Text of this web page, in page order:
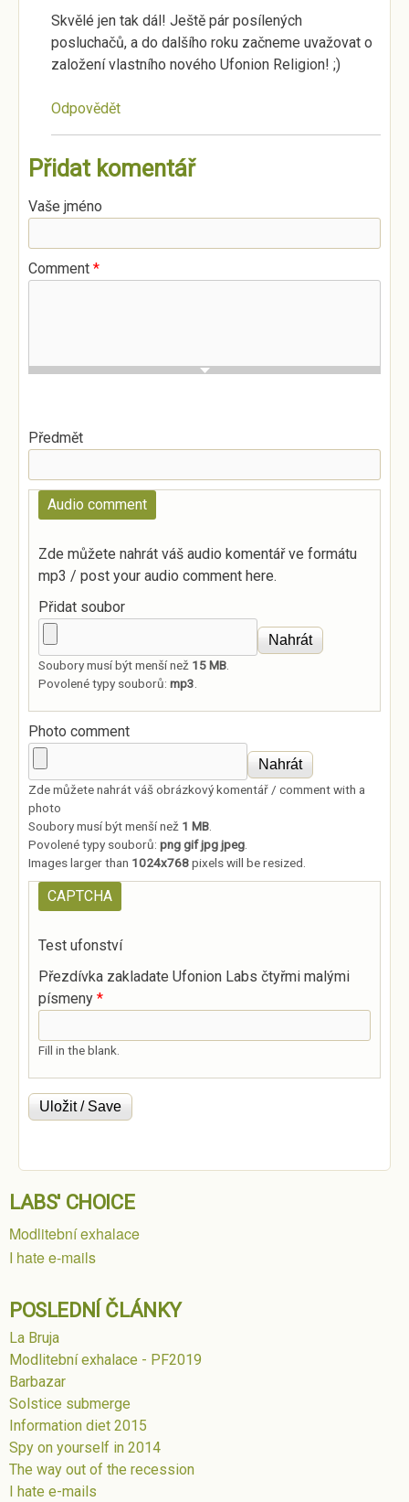
Skvělé jen tak dál! Ještě pár posílených
posluchačů, a do dalšího roku začneme uvažovat o
založení vlastního nového Ufonion Religion! ;)
Odpovědět
Přidat komentář
Vaše jméno
Comment *
Předmět
Audio comment
Zde můžete nahrát váš audio komentář ve formátu
mp3 / post your audio comment here.
Přidat soubor
Soubory musí být menší než 15 MB
Povolené typy souborů: mp3
Photo comment
Zde můžete nahrát váš obrázkový komentář / comment with a
photo
Soubory musí být menší než 1 MB
Povolené typy souborů: png gif jpg jpeg
Images larger than 1024x768pixels will be resized.
CAPTCHA
Test ufonství
Přezdívka zakladate Ufonion Labs čtyřmi malými
písmeny *
Fill in the blank.
LABS' CHOICE
Modlitební exhalace
I hate e-mails
POSLEDNÍ ČLÁNKY
La Bruja
Modlitební exhalace - PF2019
Barbazar
Solstice submerge
Information diet 2015
Spy on yourself in 2014
The way out of the recession
I hate e-mails